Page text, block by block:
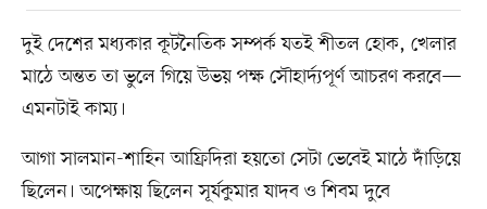
দুই দেশের মধ্যকার কূটনৈতিক সম্পর্ক যতই শীতল হোক, খেলার
মাঠে অন্তত তা ভুলে গিয়ে উভয় পক্ষ সৌহার্দ্যপূর্ণ আচরণ করবে—
এমনটাই কাম্য।
আগা সালমান-শাহিন আফ্রিদিরা হয়তো সেটা ভেবেই মাঠে দাঁড়িয়ে
ছিলেন। অপেক্ষায় ছিলেন সূর্যকুমার যাদব ও শিবম দুবে